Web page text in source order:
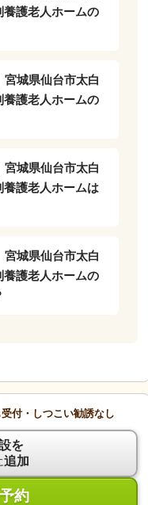
養護老人ホームの
城県仙台市太白
養護老人ホームの
城県仙台市太白
養護老人ホームは
城県仙台市太白
養護老人ホームの
付・しつこい勧誘なし
を
追加
約